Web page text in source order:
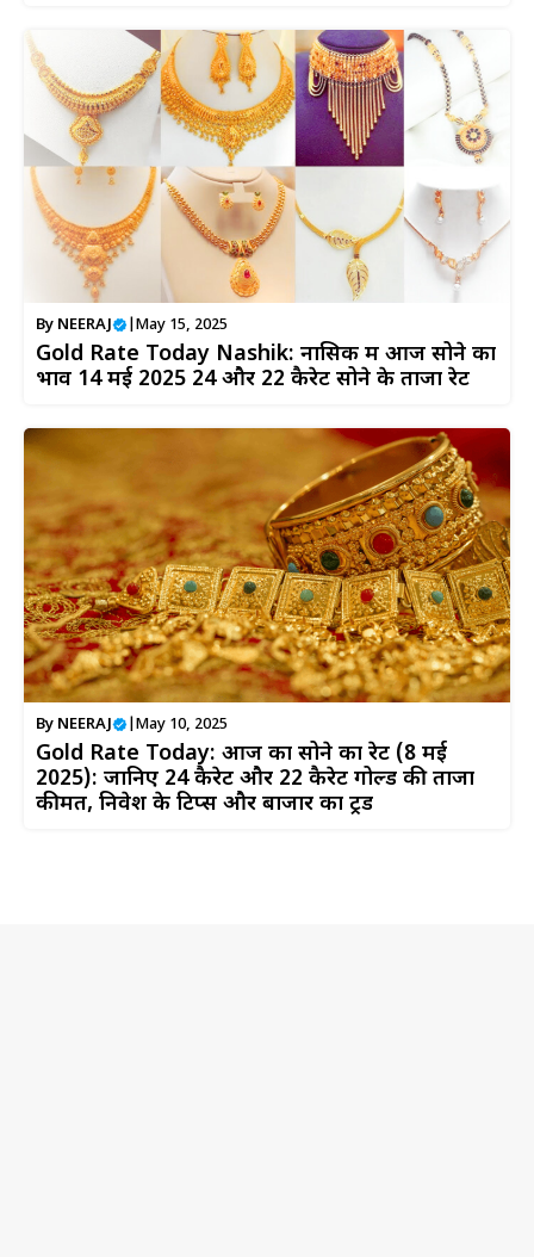
By NEERAJ May 15, 2025
Gold Rate Today Nashik: नासिक में आज सोने का
भाव 14 मई 2025 24 और 22 कैरेट सोने के ताजा रेट
By NEERAJ May 10, 2025
Gold Rate Today: आज का सोने का रेट (8 मई
2025): जानिए 24 कैरेट और 22 कैरेट गोल्ड की ताजा
कीमत, निवेश के टिप्स और बाजार का ट्रेंड